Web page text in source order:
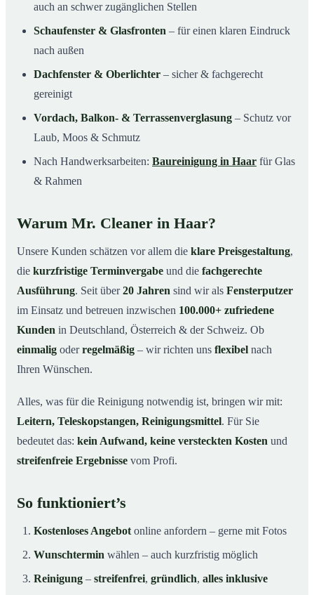
auch an schwer zugänglichen Stellen
Schaufenster & Glasfronten – für einen klaren Eindruck
nach außen
Dachfenster & Oberlichter – sicher & fachgerecht
gereinigt
Vordach, Balkon- & Terrassenverglasung – Schutz vor
Laub, Moos & Schmutz
Nach Handwerksarbeiten: Baureinigung in Haar für Glas
& Rahmen
Warum Mr. Cleaner in Haar?
Unsere Kunden schätzen vor allem die klare Preisgestaltung,
die kurzfristige Terminvergabe und die fachgerechte
Ausführung. Seit über20 Jahren sind wir als Fensterputzer
im Einsatz und betreuen inzwischen 100.000+ zufriedene
Kunden in Deutschland, Österreich & der Schweiz. Ob
einmalig oderregelmäßig – wir richten uns flexibel nach
Ihren Wünschen.
Alles, was für die Reinigung notwendig ist, bringen wir mit:
Leitern, Teleskopstangen, Reinigungsmittel. Für Sie
bedeutet das: kein Aufwand, keine versteckten Kosten und
streifenfreie Ergebnisse vom Profi.
So funktioniert’s
Kostenloses Angebot online anfordern – gerne mit Fotos
Wunschtermin wählen – auch kurzfristig möglich
Reinigung – streifenfrei, gründlich, alles inklusive